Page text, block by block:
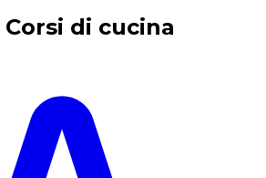
indimenticabili: Esperienze
di cucina